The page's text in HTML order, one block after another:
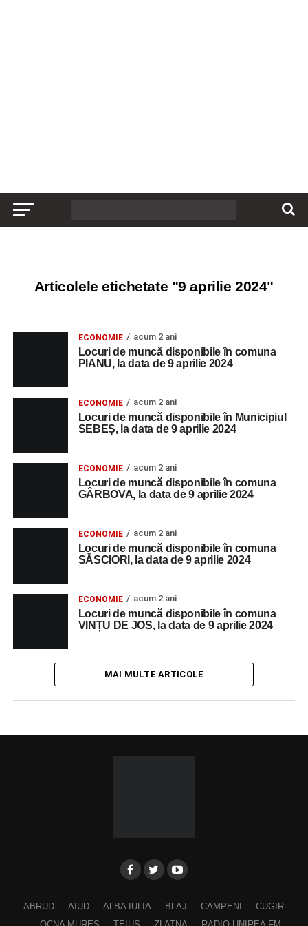
Articolele etichetate "9 aprilie 2024"
ECONOMIE acum 2 ani
Locuri de muncă disponibile în comuna
PIANU, la data de 9 aprilie 2024
ECONOMIE acum 2 ani
Locuri de muncă disponibile în Municipiul
SEBEȘ, la data de 9 aprilie 2024
ECONOMIE acum 2 ani
Locuri de muncă disponibile în comuna
GÂRBOVA, la data de 9 aprilie 2024
ECONOMIE acum 2 ani
Locuri de muncă disponibile în comuna
SĂSCIORI, la data de 9 aprilie 2024
ECONOMIE acum 2 ani
Locuri de muncă disponibile în comuna
VINȚU DE JOS, la data de 9 aprilie 2024
MAI MULTE ARTICOLE
ABRUD AIUD ALBA IULIA BLAJ CAMPENI
CUGIR